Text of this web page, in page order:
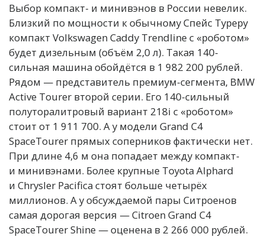
Выбор компакт- и минивэнов в России невелик.
Близкий по мощности к обычному Спейс Туреру
компакт Volkswagen Caddy Trendline с «роботом»
будет дизельным (объём 2,0 л). Такая 140-
сильная машина обойдётся в 1 982 200 рублей.
Рядом — представитель премиум-сегмента, BMW
Active Tourer второй серии. Его 140-сильный
полуторалитровый вариант 218i c «роботом»
стоит от 1 911 700. А у модели Grand C4
SpaceTourer прямых соперников фактически нет.
При длине 4,6 м она попадает между компакт-
и минивэнами. Более крупные Toyota Alphard
и Chrysler Pacifica стоят больше четырёх
миллионов. А у обсуждаемой пары Ситроенов
самая дорогая версия — Citroen Grand C4
SpaceTourer Shine — оценена в 2 266 000 рублей.